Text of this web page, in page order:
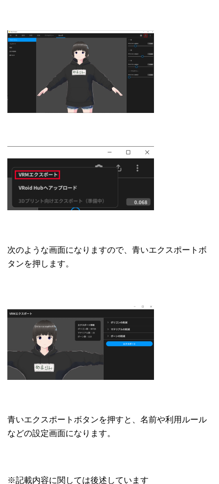
次のような画面になりますので、青いエクスポートボ
タンを押します。
青いエクスポートボタンを押すと、名前や利用ルール
などの設定画面になります。
※記載内容に関しては後述しています